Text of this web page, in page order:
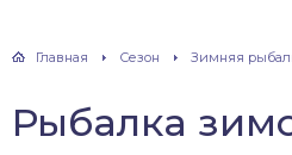
Главная Сезон Зимняя
Рыбалка